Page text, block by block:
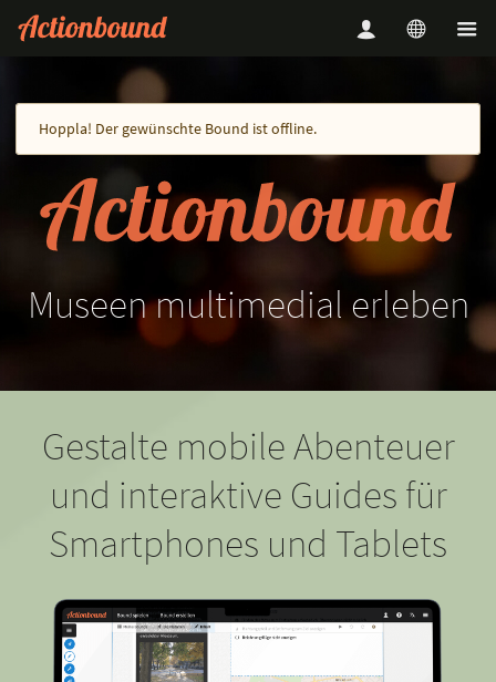
Hoppla! Der gewünschte Bound ist offline.
Museenmultimedial erleben
Gestalte mobile Abenteuer
und interaktive Guides für
Smartphones und Tablets